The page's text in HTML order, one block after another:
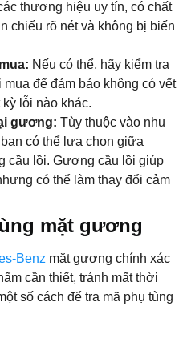
thương hiệu uy tín, có chất
chiếu rõ nét và không bị biến
Nếu có thể, hãy kiểm tra
để đảm bảo không có vết
lỗi nào khác.
gương: Tùy thuộc vào nhu
có thể lựa chọn giữa
cầu lồi. Gương cầu lồi giúp
có thể làm thay đổi cảm
mặt gương
Benz mặt gương chính xác
cần thiết, tránh mất thời
số cách để tra mã phụ tùng